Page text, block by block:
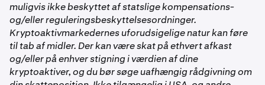
marginniveau for marginhandel.
SeOversigt over Staking på Krakenfor mere information
om staking.
Bonded Opt-In Rewards
✅
Polkadot (DOT)
✅
For yderligere information henvises til voresOversigt
over Opt-In Rewards på Kraken.
muligvis ikke beskyttet af statslige kompensations-
og/eller reguleringsbeskyttelsesordninger.
Kryptoaktivmarkedernes uforudsigelige natur kan føre
til tab af midler. Der kan være skat på ethvert afkast
og/eller på enhver stigning i værdien af dine
kryptoaktiver, og du bør søge uafhængig rådgivning om